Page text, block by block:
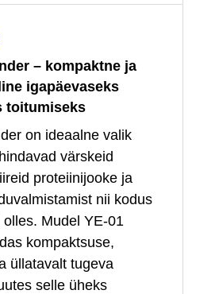
– kompaktne ja
igapäevaseks
toitumiseks
on ideaalne valik
värskeid
proteiinijooke ja
nii kodus
Mudel YE‑01
kompaktsuse,
üllatavalt tugeva
selle üheks